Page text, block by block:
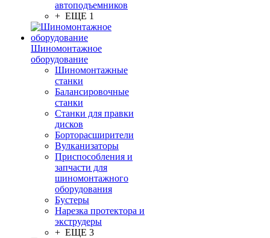
автоподъемников
+ ЕЩЕ 1
Шиномонтажное
оборудование
Шиномонтажные
станки
Балансировочные
станки
Станки для правки
дисков
Борторасширители
Вулканизаторы
Приспособления и
запчасти для
шиномонтажного
оборудования
Бустеры
Нарезка протектора и
экструдеры
+ ЕЩЕ 3